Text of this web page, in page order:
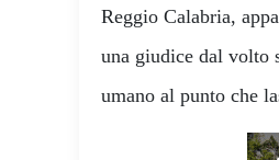
Reggio Calabria,
una giudice dal volto
umano al punto che